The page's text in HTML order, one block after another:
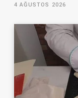
4 AĞUSTOS 2026